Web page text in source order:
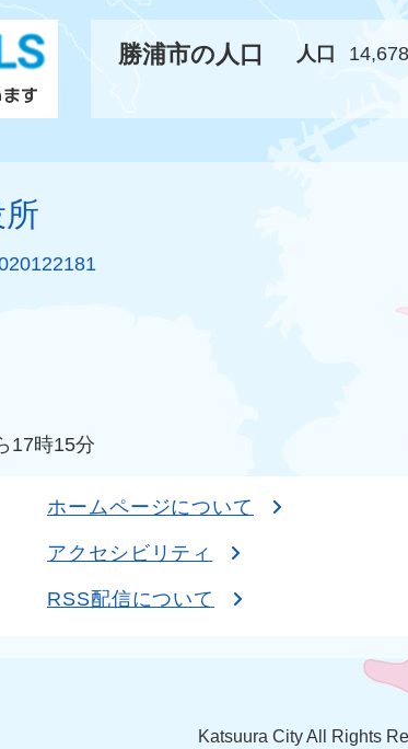
勝浦市の人口 人口
17時15分
ホームページについて
アクセシビリティ
RSS配信について
Katsuura City All Rights